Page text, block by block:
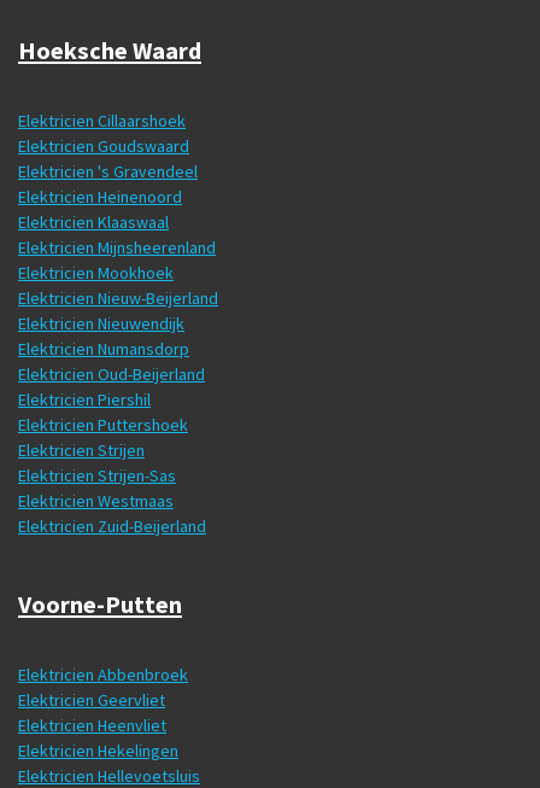
Hoeksche Waard
Elektricien Cillaarshoek
Elektricien Goudswaard
Elektricien 's Gravendeel
Elektricien Heinenoord
Elektricien Klaaswaal
Elektricien Mijnsheerenland
Elektricien Mookhoek
Elektricien Nieuw-Beijerland
Elektricien Nieuwendijk
Elektricien Numansdorp
Elektricien Oud-Beijerland
Elektricien Piershil
Elektricien Puttershoek
Elektricien Strijen
Elektricien Strijen-Sas
Elektricien Westmaas
Elektricien Zuid-Beijerland
Voorne-Putten
Elektricien Abbenbroek
Elektricien Geervliet
Elektricien Heenvliet
Elektricien Hekelingen
Elektricien Hellevoetsluis